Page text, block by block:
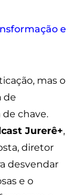
e
mas o
de
chave.
Jurerê+,
diretor
desvendar
e o